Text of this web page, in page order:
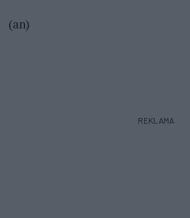
(an)
REKLAMA